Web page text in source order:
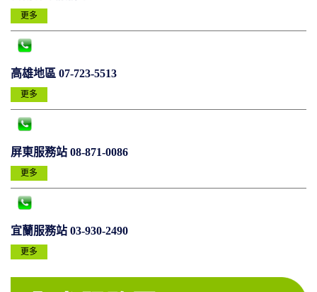
更多
高雄地區 07-723-5513
更多
屏東服務站 08-871-0086
更多
宜蘭服務站 03-930-2490
更多